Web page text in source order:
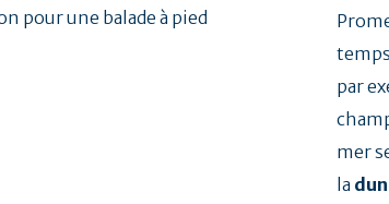
par
mer
la